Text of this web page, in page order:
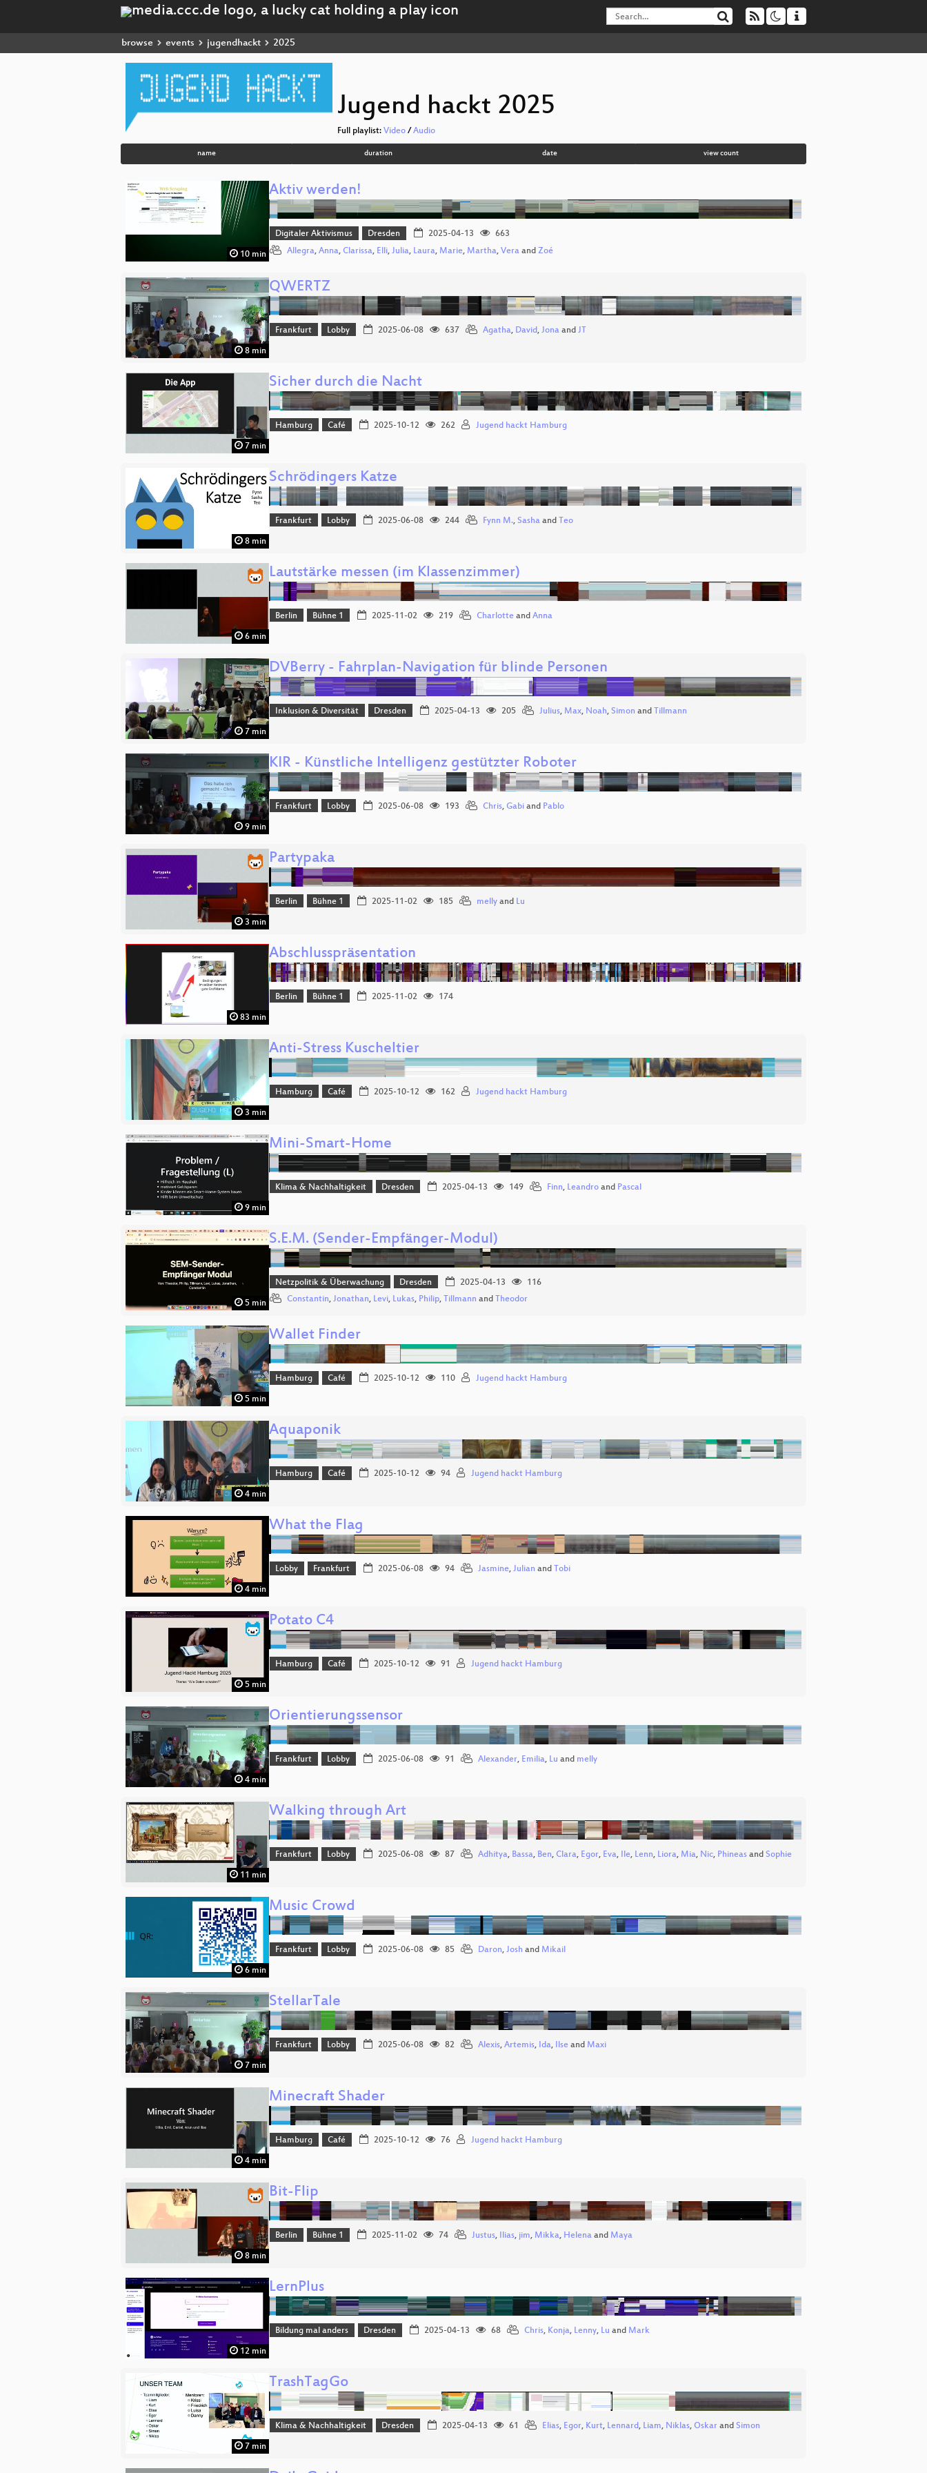
browse events jugendhackt 2025
Jugend hackt 2025
Full playlist: Video / Audio
name duration date view count
10 min
Aktiv werden!
Digitaler Aktivismus Dresden 2025-04-13
663
Allegra, Anna, Clarissa, Elli, Julia, Laura, Marie, Martha, Vera and Zoé
8 min
QWERTZ
Frankfurt Lobby 2025-06-08 637 Agatha, David, Jonaand JT
7 min
Sicher durch die Nacht
Hamburg Café 2025-10-12 262 Jugend hackt Hamburg
8 min
Schrödingers Katze
Frankfurt Lobby 2025-06-08 244 Fynn M., Sashaand Teo
6 min
Lautstärke messen (im Klassenzimmer)
Berlin Bühne 1 2025-11-02 219 Charlotteand Anna
7 min
DVBerry - Fahrplan-Navigation für blinde Personen
Inklusion & Diversität Dresden 2025-04-13 205 Julius, Max, Noah, Simon and Tillmann
9 min
KIR - Künstliche Intelligenz gestützter Roboter
Frankfurt Lobby 2025-06-08 193 Chris, Gabiand Pablo
3 min
Partypaka
Berlin Bühne 1 2025-11-02 185 mellyand Lu
83 min
Abschlusspräsentation
Berlin Bühne 1 2025-11-02 174
3 min
Anti-Stress Kuscheltier
Hamburg Café 2025-10-12 162 Jugend hackt Hamburg
9 min
Mini-Smart-Home
Klima & Nachhaltigkeit Dresden 2025-04-13 149 Finn, Leandroand Pascal
5 min
S.E.M. (Sender-Empfänger-Modul)
Netzpolitik & Überwachung Dresden 2025-04-13
116
Constantin, Jonathan, Levi, Lukas, Philip, Tillmann and Theodor
5 min
Wallet Finder
Hamburg Café 2025-10-12 110 Jugend hackt Hamburg
4 min
Aquaponik
Hamburg Café 2025-10-12 94 Jugend hackt Hamburg
4 min
What the Flag
Lobby Frankfurt 2025-06-08 94 Jasmine, Julian and Tobi
5 min
Potato C4
Hamburg Café 2025-10-12 91 Jugend hackt Hamburg
4 min
Orientierungssensor
Frankfurt Lobby 2025-06-08 91 Alexander, Emilia, Lu and melly
11 min
Walking through Art
Frankfurt Lobby 2025-06-08 87 Adhitya, Bassa, Ben, Clara, Egor, Eva, Ile, Lenn, Liora, Mia, Nic, Phineasand Sophie
6 min
Music Crowd
Frankfurt Lobby 2025-06-08 85 Daron, Josh and Mikail
7 min
StellarTale
Frankfurt Lobby 2025-06-08 82 Alexis, Artemis, Ida, Ilseand Maxi
4 min
Minecraft Shader
Hamburg Café 2025-10-12 76 Jugend hackt Hamburg
8 min
Bit-Flip
Berlin Bühne 1 2025-11-02 74 Justus, Ilias, jim, Mikka, Helenaand Maya
12 min
LernPlus
Bildung mal anders Dresden 2025-04-13 68 Chris, Konja, Lenny, Lu and Mark
7 min
TrashTagGo
Klima & Nachhaltigkeit Dresden 2025-04-13 61 Elias, Egor, Kurt, Lennard, Liam, Niklas, Oskarand Simon